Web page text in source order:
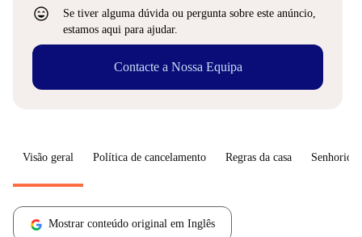
sentiment_very_satisfied
Se tiver alguma dúvida ou pergunta sobre este anúncio,
estamos aqui para ajudar.
Contacte a Nossa Equipa
Visão geral Política de cancelamento Regras da casa Senhorio
Mostrar conteúdo original em Inglês